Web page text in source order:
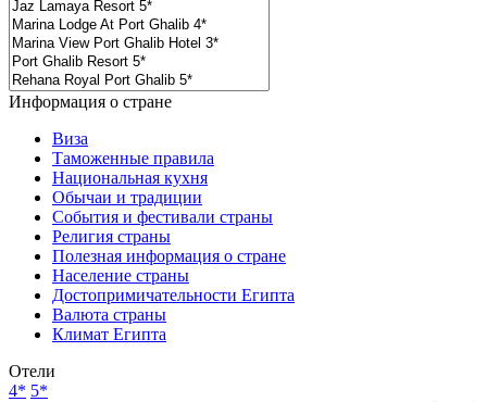
Информация о стране
Виза
Таможенные правила
Национальная кухня
Обычаи и традиции
События и фестивали страны
Религия страны
Полезная информация о стране
Население страны
Достопримичательности Египта
Валюта страны
Климат Египта
Отели
4* 5*